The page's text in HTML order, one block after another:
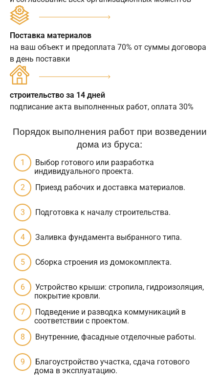
Поставка материалов
на ваш объект и предоплата 70% от суммы договора
в день поставки
строительство за 14 дней
подписание акта выполненных работ, оплата 30%
Порядок выполнения работ при возведении
дома из бруса:
Выбор готового или разработка
индивидуального проекта.
Приезд рабочих и доставка материалов.
Подготовка к началу строительства.
Заливка фундамента выбранного типа.
Сборка строения из домокомплекта.
Устройство крыши: стропила, гидроизоляция,
покрытие кровли.
Подведение и разводка коммуникаций в
соответствии с проектом.
Внутренние, фасадные отделочные работы.
Благоустройство участка, сдача готового
дома в эксплуатацию.